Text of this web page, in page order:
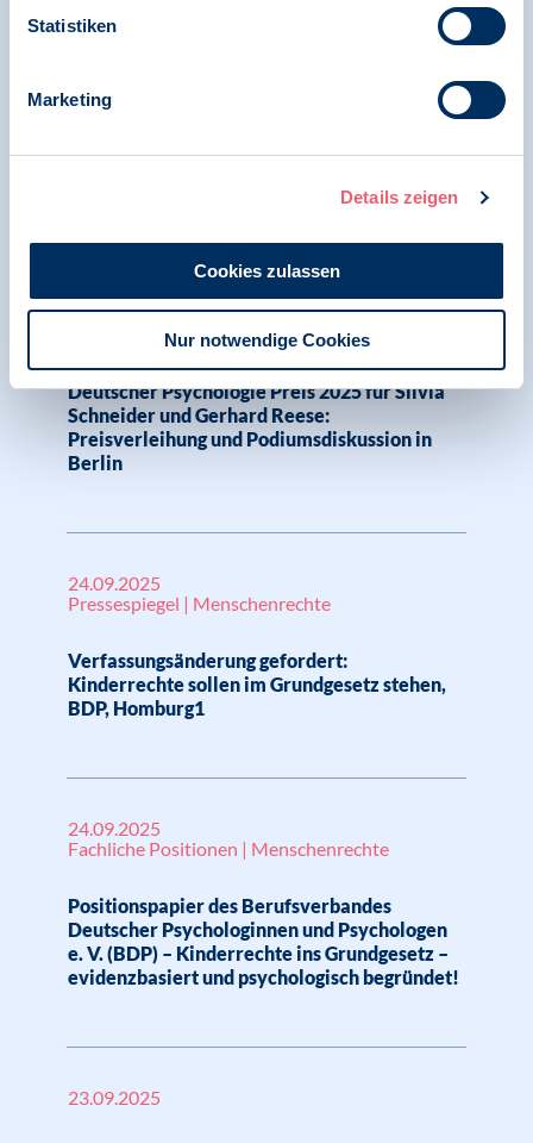
Statistiken
Marketing
Details zeigen
Cookies zulassen
Nur notwendige Cookies
Klima und Psychologie
Deutscher Psychologie Preis 2025 an Silvia
02.10.2025
Pressemitteilung | Psychologie und Gesundheit |
Klima und Psychologie
Deutscher Psychologie Preis 2025 für Silvia
Schneider und Gerhard Reese:
Preisverleihung und Podiumsdiskussion in
Berlin
24.09.2025
Pressespiegel | Menschenrechte
Verfassungsänderung gefordert:
Kinderrechte sollen im Grundgesetz stehen,
BDP, Homburg1
24.09.2025
Fachliche Positionen | Menschenrechte
Positionspapier des Berufsverbandes
Deutscher Psychologinnen und Psychologen
e. V. (BDP) – Kinderrechte ins Grundgesetz –
evidenzbasiert und psychologisch begründet!
23.09.2025